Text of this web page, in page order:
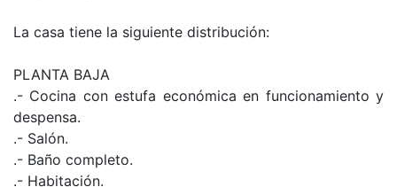
La casa tiene la siguiente distribución:
PLANTA BAJA
.- Cocina con estufa económica en funcionamiento y
despensa.
.- Salón.
.- Baño completo.
.- Habitación.